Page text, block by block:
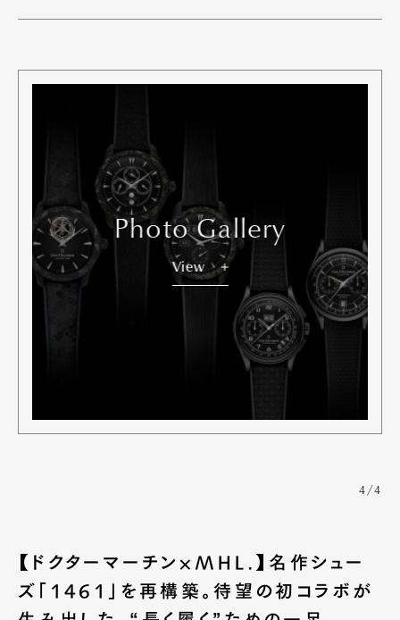
Photo Gallery
View
4/4
【ドクターマーチン×MHL.】名作シュー
ズ「1461」を再構築。待望の初コラボが